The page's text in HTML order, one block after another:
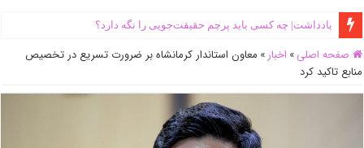
یادداشت| ‌چه کسی باید پرچم حقیقت‌جویی را نگه دارد؟
صفحه اصلی » اخبار » معاون استاندار کرمانشاه بر ضرورت تسریع در تخصیص
منابع تاکید کرد